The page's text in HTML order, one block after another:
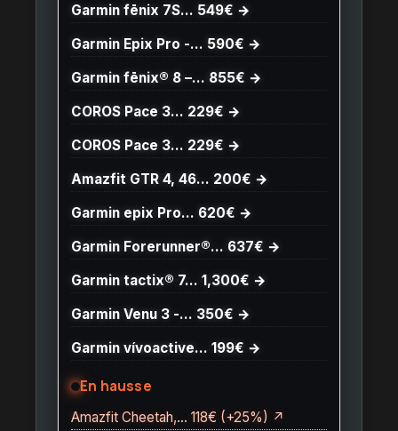
Garmin fēnix 7S… 549€ →
Garmin Epix Pro -… 590€ →
Garmin fēnix® 8 –… 855€ →
COROS Pace 3… 229€ →
COROS Pace 3… 229€ →
Amazfit GTR 4, 46… 200€ →
Garmin epix Pro… 620€ →
Garmin Forerunner®… 637€ →
Garmin tactix® 7… 1,300€ →
Garmin Venu 3 -… 350€ →
Garmin vívoactive… 199€ →
En hausse
Amazfit Cheetah,… 118€ (+25%) ↗